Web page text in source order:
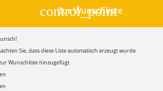
control_point
Zur Wunschliste
Sie, dass diese Liste automatisch erzeugt wurde
Wunschliste hinzugefügt